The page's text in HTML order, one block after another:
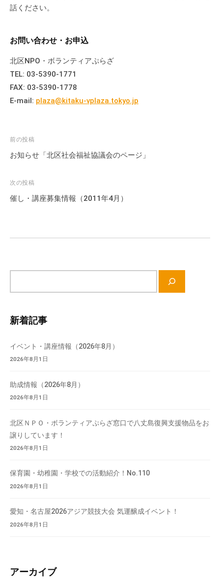
話ください。
お問い合わせ・お申込
北区NPO・ボランティアぷらざ
TEL: 03-5390-1771
FAX: 03-5390-1778
E-mail: plaza@kitaku-vplaza.tokyo.jp
投
稿
ビ
ゲ
ョ
前の投稿
お知らせ「北区社会福祉協議会のページ」
次の投稿
催し・講座募集情報（2011年4月）
検
新着記事
イベント・講座情報（2026年8月）
2026年8月1日
助成情報（2026年8月）
2026年8月1日
北区ＮＰＯ・ボランティアぷらざ窓口で八丈島復興支援物品をお
譲りしています！
2026年8月1日
保育園・幼稚園・学校での活動紹介！No.110
2026年8月1日
愛知・名古屋2026アジア競技大会 気運醸成イベント！
2026年8月1日
アーカイブ